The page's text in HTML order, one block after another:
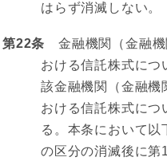
はらず消滅しない。
第22条 金融機関（金融機
おける信託株式につ
該金融機関（金融機
おける信託株式につ
る。本条において
の区分の消滅後に第